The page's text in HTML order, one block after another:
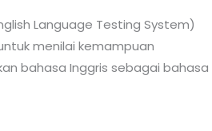
Language Testing System)
menilai kemampuan
bahasa Inggris sebagai bahasa